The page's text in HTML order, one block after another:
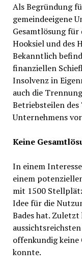
Als Begründung
gemeindeeigene
Gesamtlösung für
Hooksiel und des
Bekanntlich
finanziellen
Insolvenz in
auch die
Betriebsteilen
Unternehmens
Keine
In einem
einem
mit 1500
Idee für die
Bades hat.
offenkundig keine
konnte.